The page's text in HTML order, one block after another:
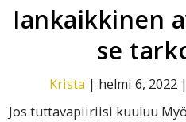
Iankaikkinen
se
Krista | helmi 6, 2022|
Jos tuttavapiiriisi kuuluu